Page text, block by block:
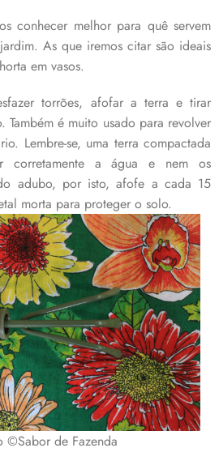
conhecer melhor para quê servem
As que iremos citar são ideais
em vasos.
torrões, afofar a terra e tirar
Também é muito usado para revolver
Lembre-se, uma terra compactada
corretamente a água e nem os
adubo, por isto, afofe a cada 15
morta para proteger o solo.
©Sabor de Fazenda